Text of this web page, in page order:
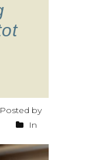
Posted by
In